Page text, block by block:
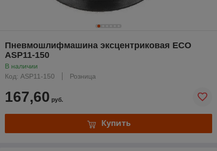
Пневмошлифмашина эксцентриковая ECO
ASP11-150
В наличии
Код: ASP11-150
Розница
167,60 руб.
Купить